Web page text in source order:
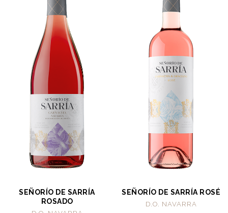
SEÑORÍO DE SARRÍA
ROSADO
SEÑORÍO DE SARRÍA ROSÉ
D.O. NAVARRA